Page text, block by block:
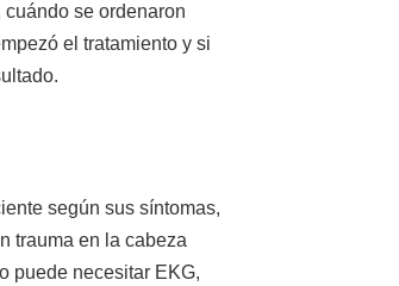
se ordenaron
el tratamiento y si
según sus síntomas,
trauma en la cabeza
puede necesitar EKG,